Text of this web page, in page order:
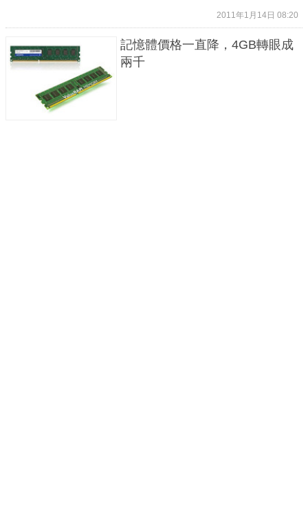
2011年1月14日 08:20
記憶體價格一直降，4GB轉眼成
兩千